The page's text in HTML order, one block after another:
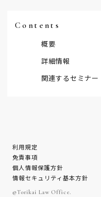
Contents
概要
詳細情報
関連するセミナー
利用規定
免責事項
個人情報保護方針
情報セキュリティ基本方針
©Torikai Law Office.